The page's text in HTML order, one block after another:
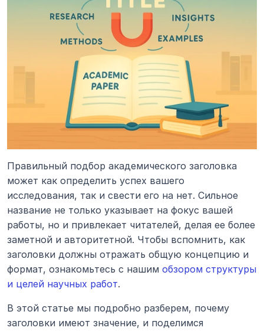
Правильный подбор академического заголовка
может как определить успех вашего
исследования, так и свести его на нет. Сильное
название не только указывает на фокус вашей
работы, но и привлекает читателей, делая ее более
заметной и авторитетной. Чтобы вспомнить, как
заголовки должны отражать общую концепцию и
формат, ознакомьтесь с нашим обзором структуры
и целей научных работ.
В этой статье мы подробно разберем, почему
заголовки имеют значение, и поделимся